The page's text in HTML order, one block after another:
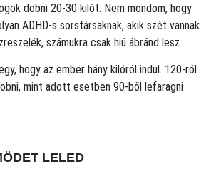
dobni 20-30 kilót. Nem mondom, hogy
ADHD-s sorstársaknak, akik szét vannak
számukra csak hiú ábránd lesz.
hogy az ember hány kilóról indul. 120-ról
mint adott esetben 90-ből lefaragni
LELED